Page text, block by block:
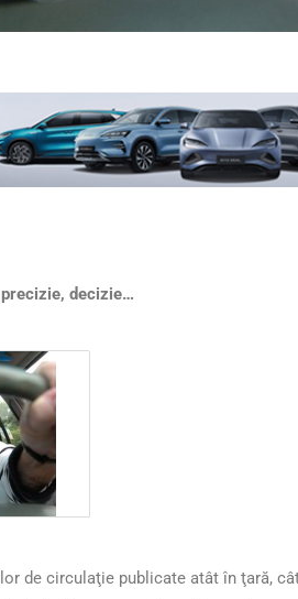
decizie…
de circulaţie publicate atât în ţară,